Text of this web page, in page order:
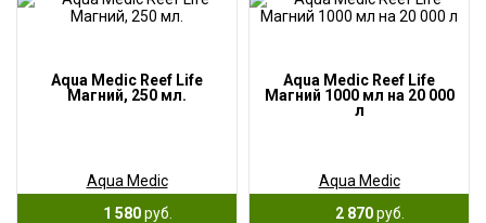
Aqua Medic Reef Life
Магний, 250 мл.
Aqua Medic
1 580руб.
Aqua Medic Reef Life
Магний 1000 мл на 20 000
л
Aqua Medic
2 870руб.